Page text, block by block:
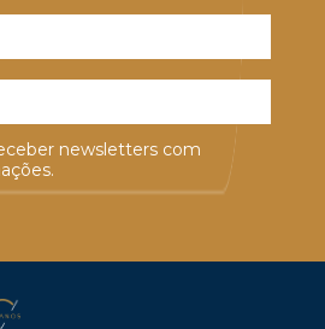
newsletters com